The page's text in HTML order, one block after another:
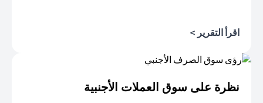
اقرأ التقرير >
نظرة على سوق العملات الأجنبية